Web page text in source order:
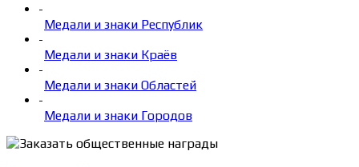
-
Медали и знаки Республик
-
Медали и знаки Краёв
-
Медали и знаки Областей
-
Медали и знаки Городов